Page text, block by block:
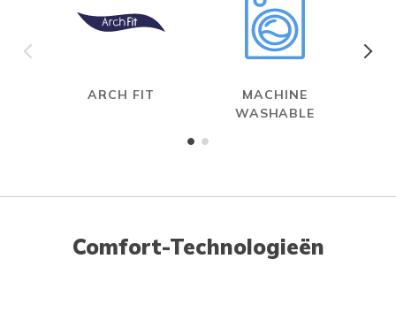
ARCH FIT
MACHINE
WASHABLE
Comfort-Technologieën